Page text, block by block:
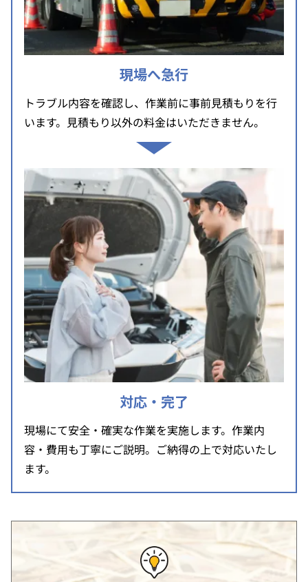
現場へ急行
トラブル内容を確認し、作業前に事前見積もりを行
います。見積もり以外の料金はいただきません。
対応・完了
現場にて安全・確実な作業を実施します。作業内
容・費用も丁寧にご説明。ご納得の上で対応いたし
ます。